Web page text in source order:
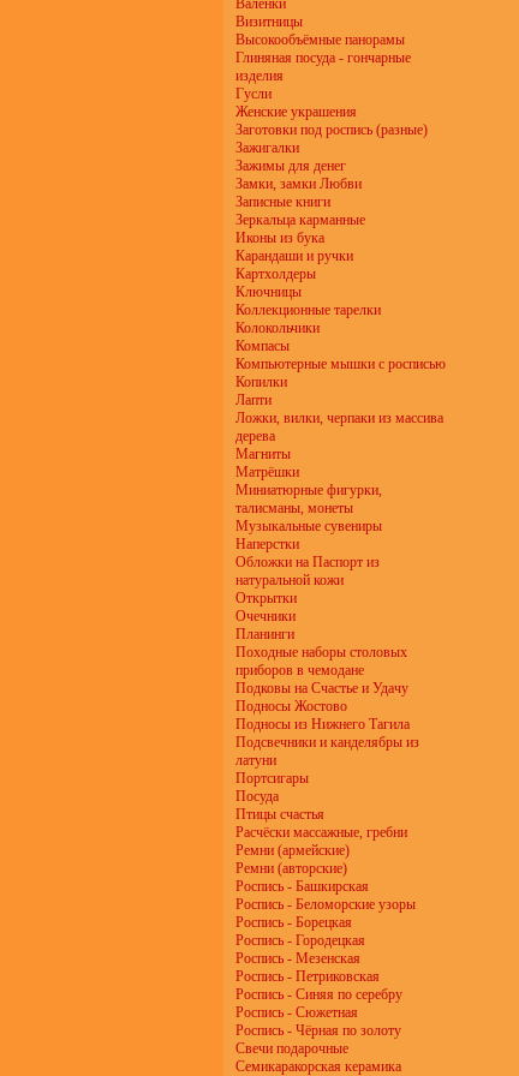
Валенки
Визитницы
Высокообъёмные панорамы
Глиняная посуда - гончарные
изделия
Гусли
Женские украшения
Заготовки под роспись (разные)
Зажигалки
Зажимы для денег
Замки, замки Любви
Записные книги
Зеркальца карманные
Иконы из бука
Карандаши и ручки
Картхолдеры
Ключницы
Коллекционные тарелки
Колокольчики
Компасы
Компьютерные мышки с росписью
Копилки
Лапти
Ложки, вилки, черпаки из массива
дерева
Магниты
Матрёшки
Миниатюрные фигурки,
талисманы, монеты
Музыкальные сувениры
Наперстки
Обложки на Паспорт из
натуральной кожи
Открытки
Очечники
Планинги
Походные наборы столовых
приборов в чемодане
Подковы на Счастье и Удачу
Подносы Жостово
Подносы из Нижнего Тагила
Подсвечники и канделябры из
латуни
Портсигары
Посуда
Птицы счастья
Расчёски массажные, гребни
Ремни (армейские)
Ремни (авторские)
Роспись - Башкирская
Роспись - Беломорские узоры
Роспись - Борецкая
Роспись - Городецкая
Роспись - Мезенская
Роспись - Петриковская
Роспись - Синяя по серебру
Роспись - Сюжетная
Роспись - Чёрная по золоту
Свечи подарочные
Семикаракорская керамика